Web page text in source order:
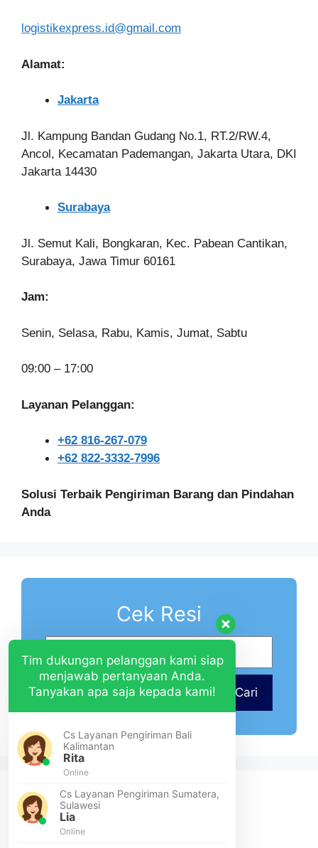
logistikexpress.id@gmail.com
Alamat:
Jakarta
Jl. Kampung Bandan Gudang No.1, RT.2/RW.4,
Ancol, Kecamatan Pademangan, Jakarta Utara, DKI
Jakarta 14430
Surabaya
Jl. Semut Kali, Bongkaran, Kec. Pabean Cantikan,
Surabaya, Jawa Timur 60161
Jam:
Senin, Selasa, Rabu, Kamis, Jumat, Sabtu
09:00 – 17:00
Layanan Pelanggan:
+62 816-267-079
+62 822-3332-7996
Solusi Terbaik Pengiriman Barang dan Pindahan
Anda
Cek Resi
Cari
Tim dukungan pelanggan kami siap
menjawab pertanyaan Anda.
Tanyakan apa saja kepada kami!
Cs Layanan Pengiriman Bali
Kalimantan
Rita
Online
Cs Layanan Pengiriman Sumatera,
Sulawesi
Lia
Online